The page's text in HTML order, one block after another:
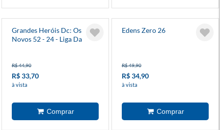
Grandes Heróis Dc: Os
Novos 52 - 24 - Liga Da
R$ 44,90
R$ 33,70
à vista
Edens Zero 26
R$ 49,90
R$ 34,90
à vista